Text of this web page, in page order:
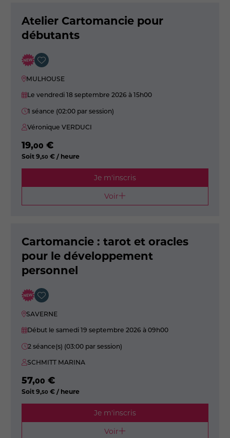
Atelier Cartomancie pour
débutants
MULHOUSE
Le vendredi 18 septembre 2026 à 15h00
1 séance (02:00 par session)
Véronique VERDUCI
19,00 €
Soit9,50 € / heure
Je m'inscris
Voir
Cartomancie : tarot et oracles
pour le développement
personnel
SAVERNE
Début le samedi 19 septembre 2026 à 09h00
2 séance(s) (03:00 par session)
SCHMITT MARINA
57,00 €
Soit9,50 € / heure
Je m'inscris
Voir